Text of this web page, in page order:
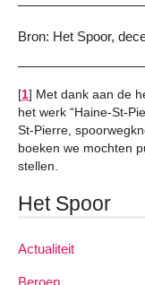
Bron: Het Spoor,
[1] Met dank aan de
het werk “Haine-St-
St-Pierre,
boeken we mochten
stellen.
Het Spoor
Actualiteit
Beroep